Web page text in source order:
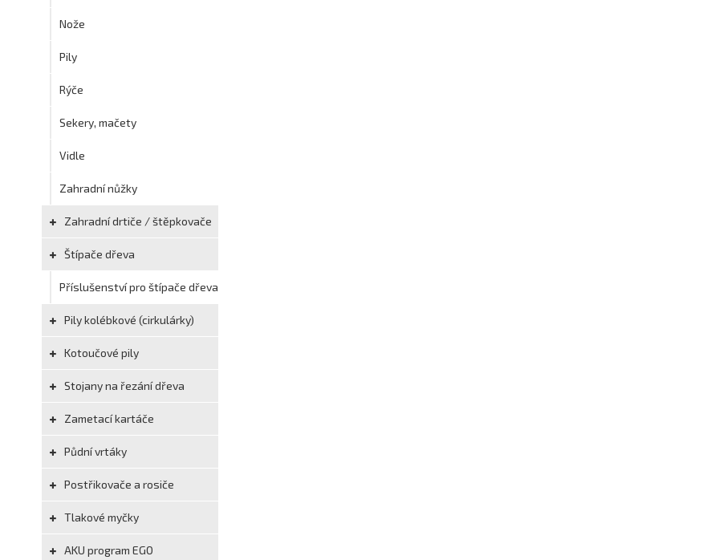
Nože
Pily
Rýče
Sekery, mačety
Vidle
Zahradní nůžky
Zahradní drtiče / štěpkovače
Štípače dřeva
Příslušenství pro štípače dřeva
Pily kolébkové (cirkulárky)
Kotoučové pily
Stojany na řezání dřeva
Zametací kartáče
Půdní vrtáky
Postřikovače a rosiče
Tlakové myčky
AKU program EGO